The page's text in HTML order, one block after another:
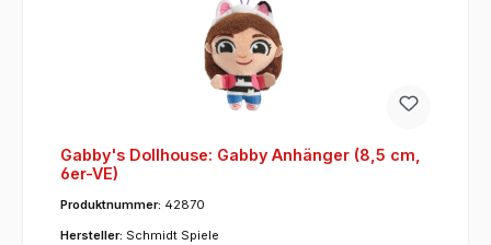
Gabby's Dollhouse: Gabby Anhänger (8,5 cm,
6er-VE)
Produktnummer: 42870
Hersteller: Schmidt Spiele